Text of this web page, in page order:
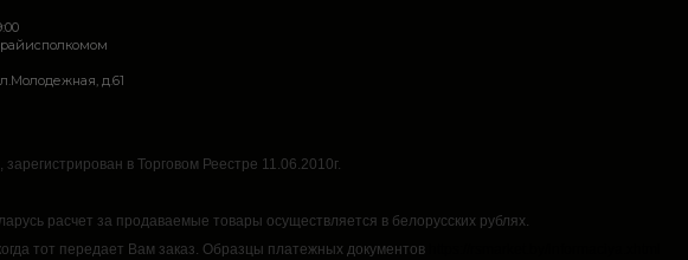
д.61
в Торговом Реестре 11.06.2010г.
расчет за продаваемые товары осуществляется в белорусских рублях.
тот передает Вам заказ. Образцы платежных документов